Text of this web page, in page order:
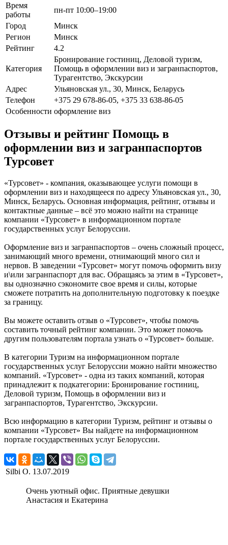
Время
работы
пн-пт 10:00–19:00
Город
Минск
Регион
Минск
Рейтинг
4.2
Категория
Бронирование гостиниц, Деловой туризм,
Помощь в оформлении виз и загранпаспортов,
Турагентство, Экскурсии
Адрес
Ульяновская ул., 30, Минск, Беларусь
Телефон
+375 29 678-86-05, +375 33 638-86-05
Особенности оформление виз
Отзывы и рейтинг Помощь в
оформлении виз и загранпаспортов
Турсовет
«Турсовет» - компания, оказывающее услуги помощи в
оформлении виз и находящееся по адресу Ульяновская ул., 30,
Минск, Беларусь. Основная информация, рейтинг, отзывы и
контактные данные – всё это можно найти на странице
компании «Турсовет» в информационном портале
государственных услуг Белоруссии.
Оформление виз и загранпаспортов – очень сложный процесс,
занимающий много времени, отнимающий много сил и
нервов. В заведении «Турсовет» могут помочь оформить визу
и\или загранпаспорт для вас. Обращаясь за этим в «Турсовет»,
вы однозначно сэкономите свое время и силы, которые
сможете потратить на дополнительную подготовку к поездке
за границу.
Вы можете оставить отзыв о «Турсовет», чтобы помочь
составить точный рейтинг компании. Это может помочь
другим пользователям портала узнать о «Турсовет» больше.
В категории Туризм на информационном портале
государственных услуг Белоруссии можно найти множество
компаний. «Турсовет» - одна из таких компаний, которая
принадлежит к подкатегории: Бронирование гостиниц,
Деловой туризм, Помощь в оформлении виз и
загранпаспортов, Турагентство, Экскурсии.
Всю информацию в категории Туризм, рейтинг и отзывы о
компании «Турсовет» Вы найдете на информационном
портале государственных услуг Белоруссии.
Silbi O. 13.07.2019
Очень уютный офис. Приятные девушки
Анастасия и Екатерина